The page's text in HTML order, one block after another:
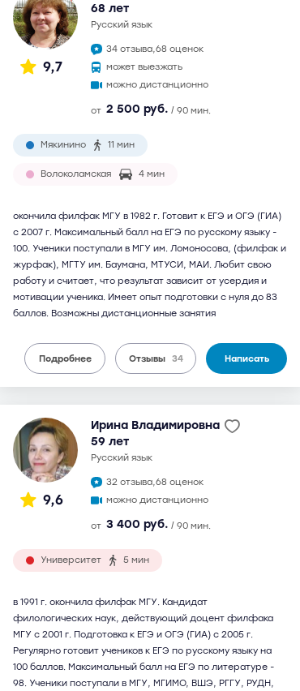
9,7
68 лет
русский язык
34 отзыва,68 оценок
может выезжать
можно дистанционно
от 2 500 руб. / 90 мин.
Мякинино 11 мин
Волоколамская 4 мин
окончила филфак МГУ в 1982 г. Готовит к ЕГЭ и ОГЭ (ГИА)
с 2007 г. Максимальный балл на ЕГЭ по русскому языку -
100. Ученики поступали в МГУ им. Ломоносова, (филфак и
журфак), МГТУ им. Баумана, МТУСИ, МАИ. Любит свою
работу и считает, что результат зависит от усердия и
мотивации ученика. Имеет опыт подготовки с нуля до 83
баллов. Возможны дистанционные занятия
Подробнее Отзывы 34 Написать
9,6
Ирина Владимировна
59 лет
русский язык
32 отзыва,68 оценок
можно дистанционно
от 3 400 руб. / 90 мин.
Университет 5 мин
в 1991 г. окончила филфак МГУ. Кандидат
филологических наук, действующий доцент филфака
МГУ с 2001 г. Подготовка к ЕГЭ и ОГЭ (ГИА) с 2005 г.
Регулярно готовит учеников к ЕГЭ по русскому языку на
100 баллов. Максимальный балл на ЕГЭ по литературе -
98. Ученики поступали в МГУ, МГИМО, ВШЭ, РГГУ, РУДН,